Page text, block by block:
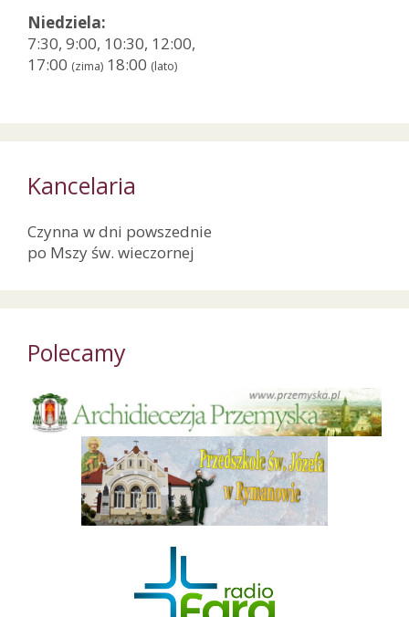
Niedziela:
7:30, 9:00, 10:30, 12:00,
17:00 (zima) 18:00 (lato)
Kancelaria
Czynna w dni powszednie
po Mszy św. wieczornej
Polecamy